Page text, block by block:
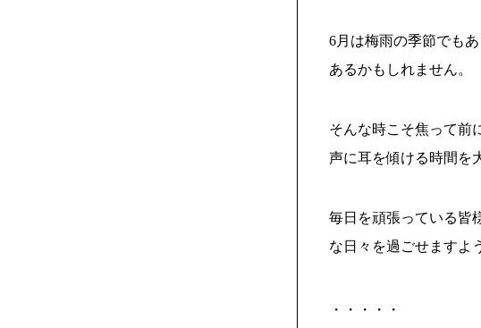
6月は梅雨の季節でも
あるかもしれません。
そんな時こそ焦って前
声に耳を傾ける時間を
毎日を頑張っている皆
な日々を過ごせますよ
・・・・・